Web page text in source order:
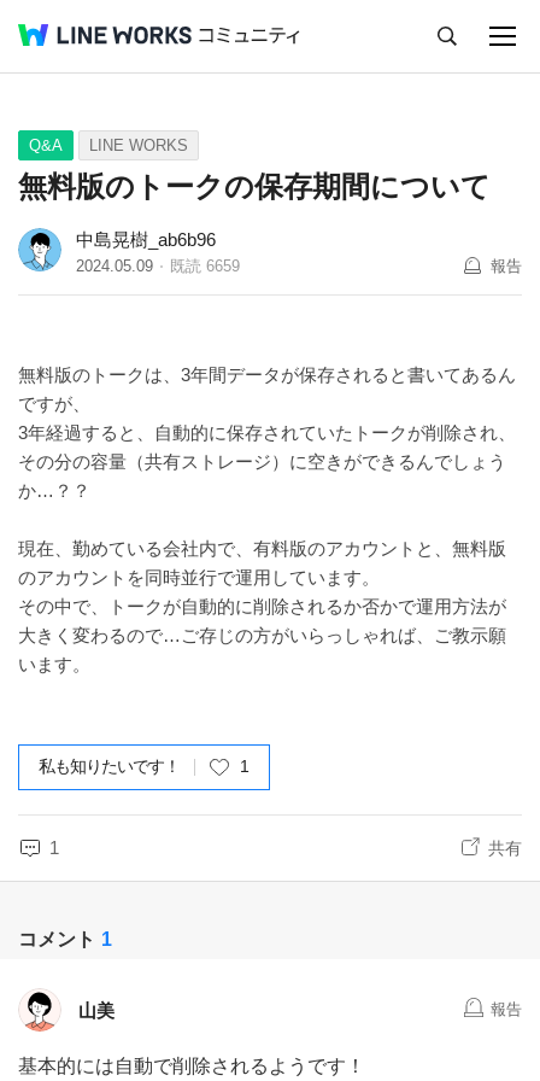
Q&A Tips Ideas
Q&A LINE WORKS
無料版のトークの保存期間について
中島晃樹_ab6b96
2024.05.09 既読 6659 報告
無料版のトークは、3年間データが保存されると書いてあるん
ですが、
3年経過すると、自動的に保存されていたトークが削除され、
その分の容量（共有ストレージ）に空きができるんでしょう
か…？？
現在、勤めている会社内で、有料版のアカウントと、無料版
のアカウントを同時並行で運用しています。
その中で、トークが自動的に削除されるか否かで運用方法が
大きく変わるので…ご存じの方がいらっしゃれば、ご教示願
います。
私も知りたいです！ 1
1 共有
コメント 1
山美 報告
基本的には自動で削除されるようです！